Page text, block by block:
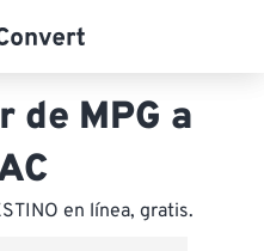
de MPG a
en línea, gratis.